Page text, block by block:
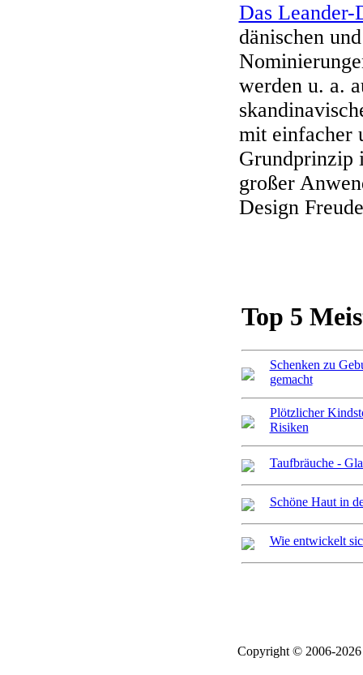
Das Leander-
dänischen
werden u. a.
mit einfacher
Grundprinzip
großer
Design
Top 5
Schenken zu
gemacht
Plötzlicher
Risiken
Taufbräuche -
Schöne Haut in
Wie entwickelt
Copyright © 2006-